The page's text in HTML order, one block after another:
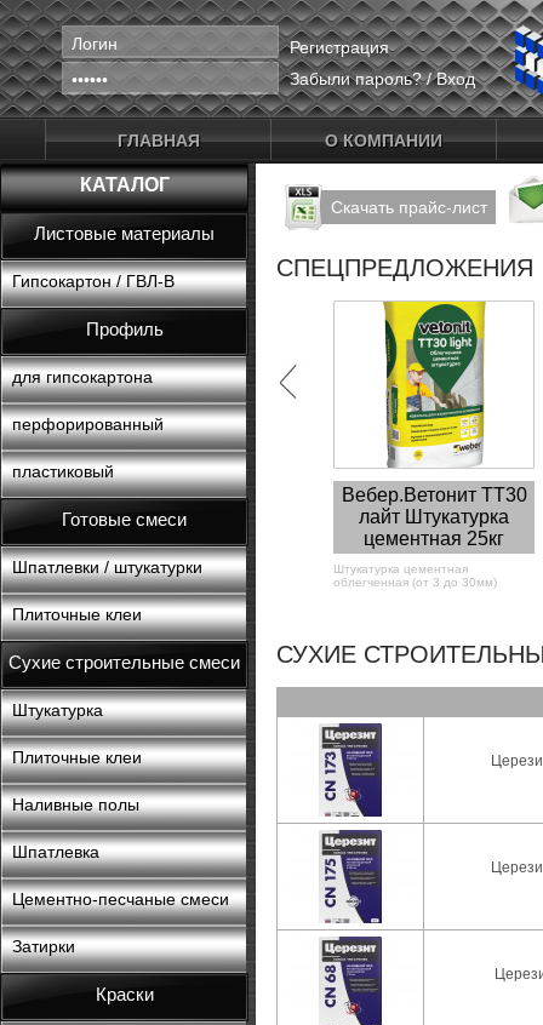
Регистрация
Забыли пароль?/Вход
ГЛАВНАЯ О КОМПАНИИ
КАТАЛОГ
Листовые материалы
Гипсокартон / ГВЛ-В
Профиль
для гипсокартона
перфорированный
пластиковый
Готовые смеси
Шпатлевки / штукатурки
Плиточные клеи
Сухие строительные смеси
Штукатурка
Плиточные клеи
Наливные полы
Шпатлевка
Цементно-песчаные смеси
Затирки
Краски
Скачать прайс-лист
СПЕЦПРЕДЛОЖЕНИЯ
Вебер.Ветонит ТТ30
лайт Штукатурка
цементная 25кг
Штукатурка цементная
облегченная (от 3 до 30мм)
СУХИЕ